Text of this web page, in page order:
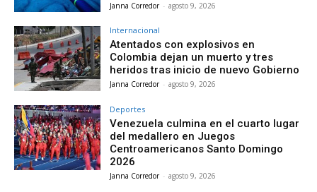
Janna Corredor - agosto 9, 2026
Internacional
Atentados con explosivos en
Colombia dejan un muerto y tres
heridos tras inicio de nuevo Gobierno
Janna Corredor - agosto 9, 2026
Deportes
Venezuela culmina en el cuarto lugar
del medallero en Juegos
Centroamericanos Santo Domingo
2026
Janna Corredor - agosto 9, 2026